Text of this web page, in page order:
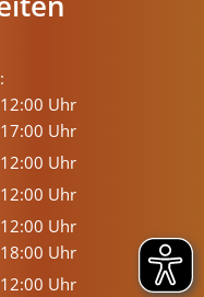
12:00 Uhr
Von 08:00 bis 12:00 Uhr
17:00 Uhr
Von 13:30 bis 17:00 Uhr
12:00 Uhr
Von 08:00 bis 12:00 Uhr
12:00 Uhr
Von 08:00 bis 12:00 Uhr
12:00 Uhr
Von 08:00 bis 12:00 Uhr
18:00 Uhr
Von 13:30 bis 18:00 Uhr
12:00 Uhr